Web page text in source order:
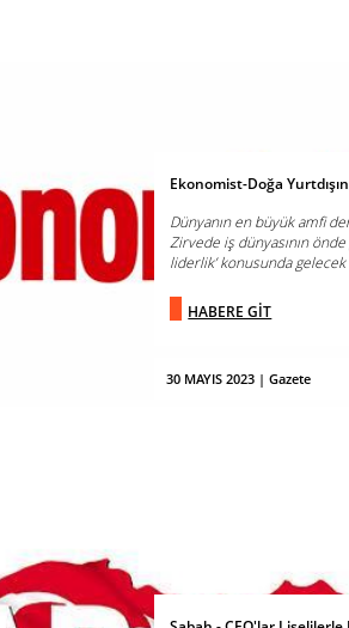
30 MAYIS 2023 | Gazete
Ekonomist-Doğa
Dünyanın en büyük amfi
Zirvede iş dünyasının
liderlik’ konusunda gelecek
HABERE GİT